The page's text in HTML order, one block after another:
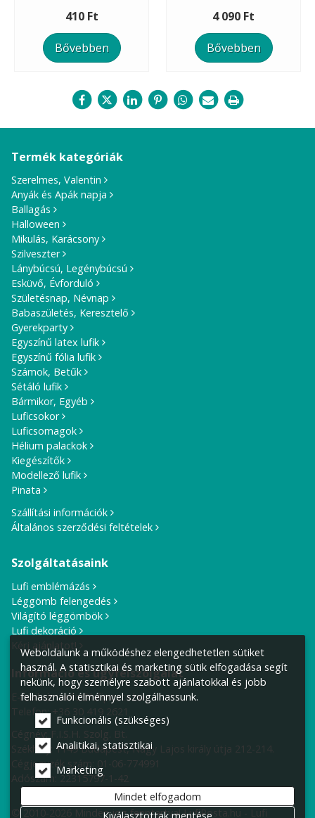
410 Ft
Bővebben
4 090 Ft
Bővebben
Termék kategóriák
Szerelmes, Valentin
Anyák és Apák napja
Ballagás
Halloween
Mikulás, Karácsony
Szilveszter
Lánybúcsú, Legénybúcsú
Esküvő, Évforduló
Születésnap, Névnap
Babaszületés, Keresztelő
Gyerekparty
Egyszínű latex lufik
Egyszínű fólia lufik
Számok, Betűk
Sétáló lufik
Bármikor, Egyéb
Luficsokor
Luficsomagok
Hélium palackok
Kiegészítők
Modellező lufik
Pinata
Szállítási információk
Általános szerződési feltételek
Szolgáltatásaink
Lufi emblémázás
Léggömb felengedés
Világító léggömbök
Lufi dekoráció
Kérj ajánlatot!
Információ és ügyfélszolgálat
E-mail cím:info@lufiposta.hu
Telefon:+36 30 419 2621
Cégnév: F.I.S.H. Szolg. Bt.
Székhely: 1149 Budapest, Nagy Lajos király útja 212-214.
Cégjegyzék szám: 01-06-774991
Adószám: 22315797-1-42
© 2010-2026 Minden jog fenntartva! LufiPosta.hu - Lufi
Weboldalunk a működéshez elengedhetetlen sütiket
használ. A statisztikai és marketing sütik elfogadása segít
nekünk, hogy személyre szabott ajánlatokkal és jobb
felhasználói élménnyel szolgálhassunk.
Funkcionális (szükséges)
Analitikai, statisztikai
Marketing
Mindet elfogadom